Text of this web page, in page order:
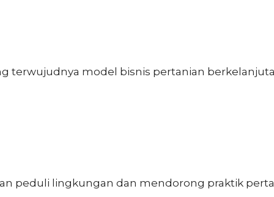
terwujudnya model bisnis pertanian
peduli lingkungan dan mendorong praktik